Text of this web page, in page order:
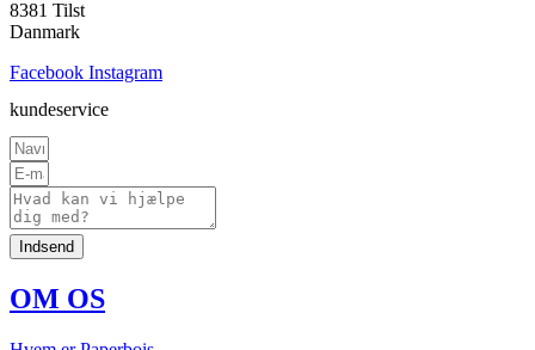
8381 Tilst
Danmark
Facebook Instagram
kundeservice
Indsend
OM OS